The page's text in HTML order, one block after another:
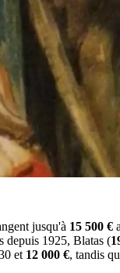
jusqu'à 15 500 €
depuis 1925, Blatas (
et 12 000 €, tandis